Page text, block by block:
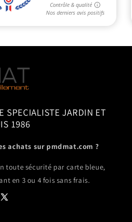
SPECIALISTE JARDIN ET
1986
achats sur pmdmat.com ?
toute sécurité par carte bleue,
en 3 ou 4 fois sans frais.
X